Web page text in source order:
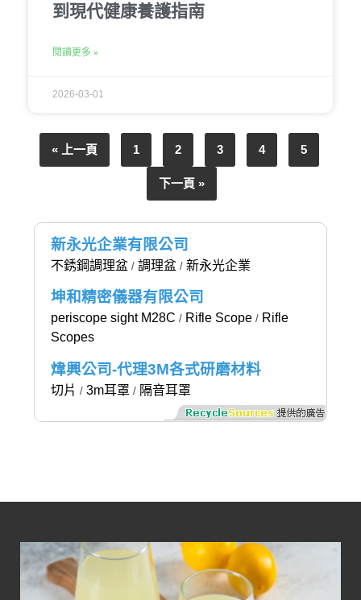
到現代健康養護指南
閱讀更多 »
2026-03-01
« 上一頁 1 2 3 4 5
下一頁 »
新永光企業有限公司
不銹鋼調理盆/ 調理盆/ 新永光企業
坤和精密儀器有限公司
periscope sight M28C / Rifle Scope/ Rifle
Scopes
煒興公司-代理3M各式研磨材料
切片 / 3m耳罩 / 隔音耳罩